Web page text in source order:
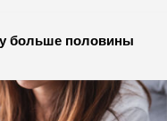
больше половины